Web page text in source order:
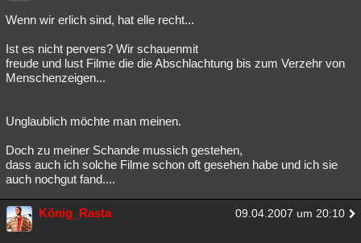
Spiritualität Verschwörungen
Natur Umfragen Unterhaltung
weitere Rubriken
Astronomie Helpdesk Gruppen
Musik Clash Verbesserungen Allmystery English
Übersichten
Besucht Teilgenommen Geschlossen
Wenn wir erlich sind, hat elle recht...
Ist es nicht pervers? Wir schauenmit
freude und lust Filme die die Abschlachtung bis zum Verzehr von
Menschenzeigen...
Unglaublich möchte man meinen.
Doch zu meiner Schande mussich gestehen,
dass auch ich solche Filme schon oft gesehen habe und ich sie
auch nochgut fand....
König_Rasta 09.04.2007 um 20:10